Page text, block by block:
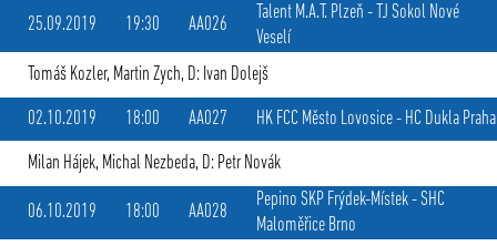
25.09.2019 19:30 AA026
Talent M.A.T. Plzeň - TJ Sokol Nové
Veselí
Tomáš Kozler, Martin Zych, D: Ivan Dolejš
02.10.2019 18:00 AA027 HK FCC Město Lovosice- HC Dukla Praha
Milan Hájek, Michal Nezbeda, D: Petr Novák
06.10.2019 18:00 AA028
Pepino SKP Frýdek-Místek-SHC
Maloměřice Brno